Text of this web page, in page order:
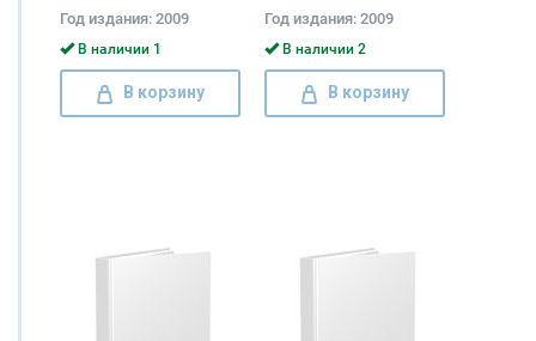
Год издания: 2009
В наличии 1
В корзину
Год издания: 2009
В наличии 2
В корзину